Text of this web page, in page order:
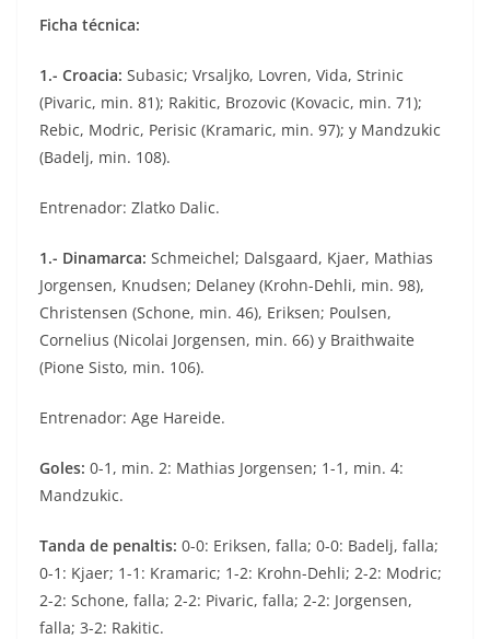
Ficha técnica:
1.- Croacia: Subasic; Vrsaljko, Lovren, Vida, Strinic
(Pivaric, min. 81); Rakitic, Brozovic (Kovacic, min. 71);
Rebic, Modric, Perisic (Kramaric, min. 97); y Mandzukic
(Badelj, min. 108).
Entrenador: Zlatko Dalic.
1.- Dinamarca: Schmeichel; Dalsgaard, Kjaer, Mathias
Jorgensen, Knudsen; Delaney (Krohn-Dehli, min. 98),
Christensen (Schone, min. 46), Eriksen; Poulsen,
Cornelius (Nicolai Jorgensen, min. 66) y Braithwaite
(Pione Sisto, min. 106).
Entrenador: Age Hareide.
Goles: 0-1, min. 2: Mathias Jorgensen; 1-1, min. 4:
Mandzukic.
Tanda de penaltis: 0-0: Eriksen, falla; 0-0: Badelj, falla;
0-1: Kjaer; 1-1: Kramaric; 1-2: Krohn-Dehli; 2-2: Modric;
2-2: Schone, falla; 2-2: Pivaric, falla; 2-2: Jorgensen,
falla; 3-2: Rakitic.